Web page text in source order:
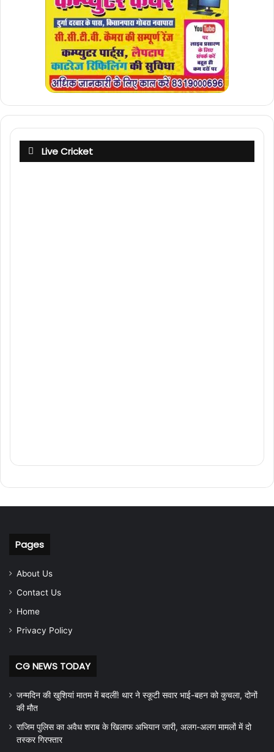
Live Cricket
Pages
About Us
Contact Us
Home
Privacy Policy
CG NEWS TODAY
जन्मदिन की खुशियां मातम में बदलीं! थार ने स्कूटी सवार भाई-बहन को कुचला, दोनों
की मौत
राजिम पुलिस का अवैध शराब के खिलाफ अभियान जारी, अलग-अलग मामलों में दो
तस्कर गिरफ्तार